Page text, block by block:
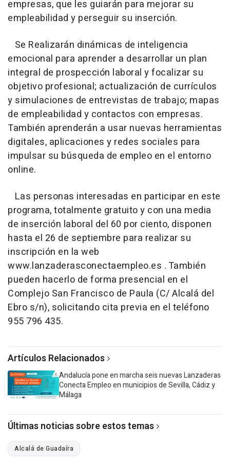
empresas, que les guiarán para mejorar su
empleabilidad y perseguir su inserción.
Se Realizarán dinámicas de inteligencia
emocional para aprender a desarrollar un plan
integral de prospección laboral y focalizar su
objetivo profesional; actualización de currículos
y simulaciones de entrevistas de trabajo; mapas
de empleabilidad y contactos con empresas.
También aprenderán a usar nuevas herramientas
digitales, aplicaciones y redes sociales para
impulsar su búsqueda de empleo en el entorno
online.
Las personas interesadas en participar en este
programa, totalmente gratuito y con una media
de inserción laboral del 60 por ciento, disponen
hasta el 26 de septiembre para realizar su
inscripción en la web
www.lanzaderasconectaempleo.es . También
pueden hacerlo de forma presencial en el
Complejo San Francisco de Paula (C/ Alcalá del
Ebro s/n), solicitando cita previa en el teléfono
955 796 435.
Artículos Relacionados
Andalucía pone en marcha seis nuevas Lanzaderas
Conecta Empleo en municipios de Sevilla, Cádiz y
Málaga
Últimas noticias sobre estos temas
Alcalá de Guadaíra